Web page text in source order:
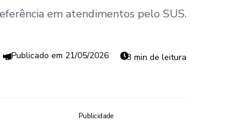
em atendimentos pelo SUS.
21/05/2026 3 min de leitura
Publicidade